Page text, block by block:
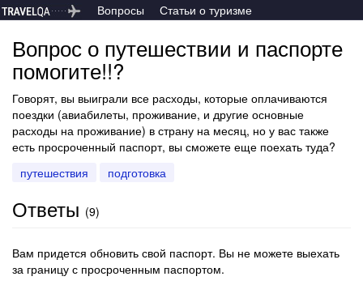
Вопросы Статьи о туризме
Вопрос о путешествии и паспорте
помогите!!?
Говорят, вы выиграли все расходы, которые оплачиваются
поездки (авиабилеты, проживание, и другие основные
расходы на проживание) в страну на месяц, но у вас также
есть просроченный паспорт, вы сможете еще поехать туда?
путешествия
подготовка
Ответы (9)
Вам придется обновить свой паспорт. Вы не можете выехать
за границу с просроченным паспортом.